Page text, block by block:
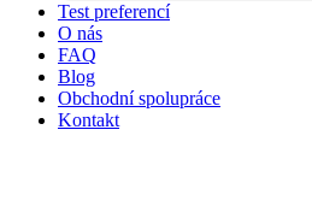
Test preferencí
O nás
FAQ
Blog
Obchodní spolupráce
Kontakt